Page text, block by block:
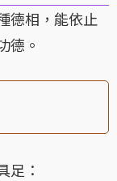
相，能依止
德。
：